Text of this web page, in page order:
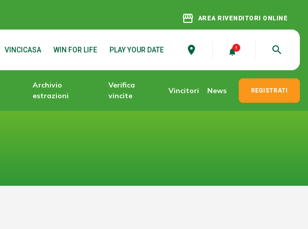
storefront AREA RIVENDITORI ONLINE
VINCICASA WIN FOR LIFE PLAY YOUR DATE place search
Archivio
estrazioni
Verifica
vincite
Vincitori News REGISTRATI